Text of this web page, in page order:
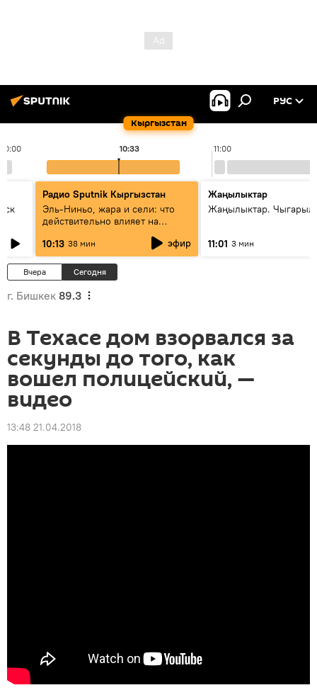
Кыргызстан
РУС
10:00 11:00
10:33
Радио Sputnik Кыргызстан
Эль-Ниньо, жара и сели: что
действительно влияет на
10:13 38 мин эфир
Жаңылыктар
Жаңылыктар.
11:01 3 мин
Вчера Сегодня
г. Бишкек 89.3
В Техасе дом взорвался за
секунды до того, как
вошел полицейский, —
видео
13:48 21.04.2018